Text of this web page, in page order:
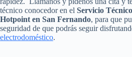
técnico conocedor en el Servicio
Hotpoint en San Fernando, para que
seguridad de que podrás seguir
electrodoméstico.